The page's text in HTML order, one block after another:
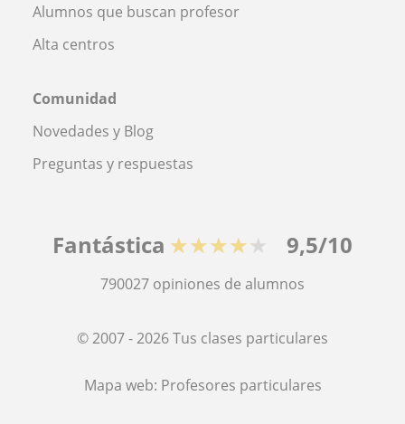
Alumnos que buscan profesor
Alta centros
Comunidad
Novedades y Blog
Preguntas y respuestas
Fantástica ★★★★★ 9,5/10
790027 opiniones de alumnos
© 2007 - 2026 Tus clases particulares
Mapa web: Profesores particulares